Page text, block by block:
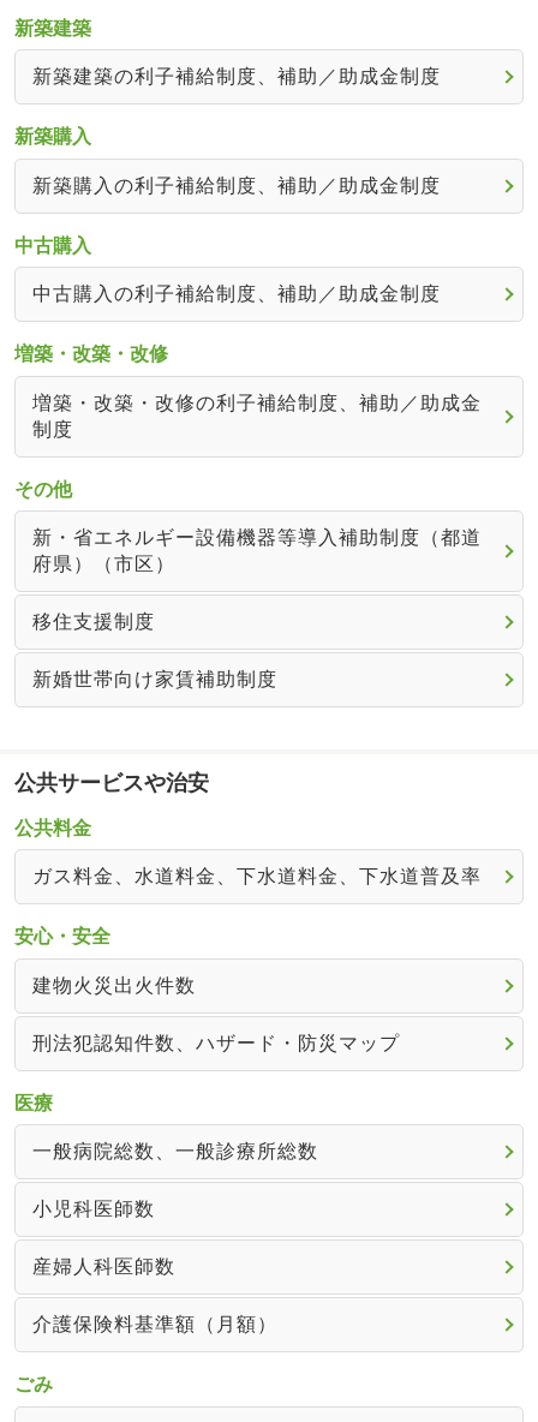
新築建築
新築建築の利子補給制度、補助／助成金制度
新築購入
新築購入の利子補給制度、補助／助成金制度
中古購入
中古購入の利子補給制度、補助／助成金制度
増築・改築・改修
増築・改築・改修の利子補給制度、補助／助成金
制度
その他
新・省エネルギー設備機器等導入補助制度（都道
府県）（市区）
移住支援制度
新婚世帯向け家賃補助制度
公共サービスや治安
公共料金
ガス料金、水道料金、下水道料金、下水道普及率
安心・安全
建物火災出火件数
刑法犯認知件数、ハザード・防災マップ
医療
一般病院総数、一般診療所総数
小児科医師数
産婦人科医師数
介護保険料基準額（月額）
ごみ